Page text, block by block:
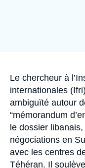
Accroche
Le chercheur à
internationales
ambiguïté autour
“mémorandum
le dossier
négociations en
avec les centres
Téhéran. Il